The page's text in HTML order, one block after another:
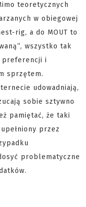
teoretycznych
w obiegowej
rig, a do MOUT to
wszystko tak
preferencji i
sprzętem.
udowadniają,
sobie sztywno
pamiętać, że taki
przez
problematyczne